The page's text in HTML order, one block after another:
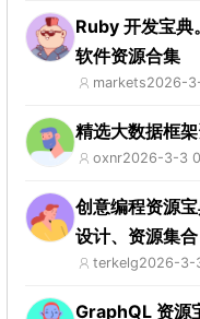
Ruby 开发宝典
软件资源合集
markets2026-
精选大数据框
oxnr2026-3-3
创意编程资源
设计、资源集合
terkelg2026-3-
GraphQL 资源